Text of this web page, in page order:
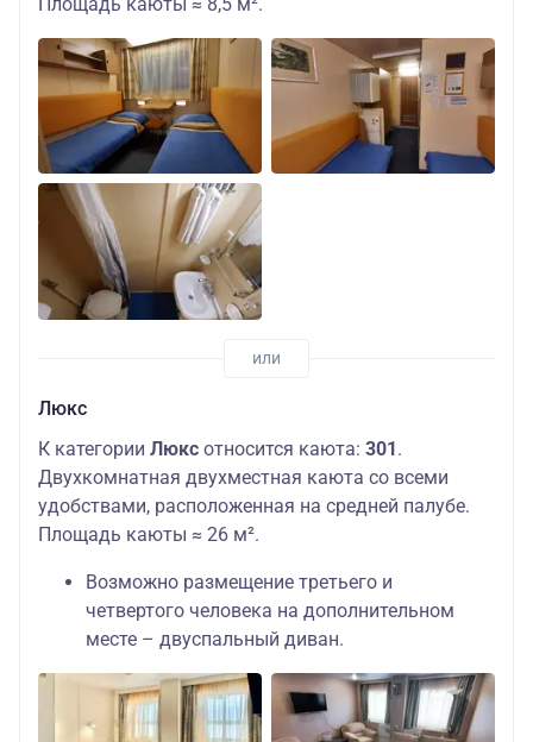
Люкс
К категории Люкс относится каюта: 301.
Двухкомнатная двухместная каюта со всеми
удобствами, расположенная на средней палубе.
Площадь каюты ≈ 26 м².
Возможно размещение третьего и
четвертого человека на дополнительном
месте – двуспальный диван.